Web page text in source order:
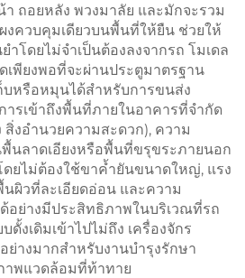
า ถอยหลัง พวงมาลัย และมักจะรวม
งควบคุมเดียวบนพื้นที่ให้ยืน ช่วยให้
ำโดยไม่จำเป็นต้องลงจากรถ โมเดล
พียงพอที่จะผ่านประตูมาตรฐาน
หรือหมุนได้สำหรับการขนส่ง
ารเข้าถึงพื้นที่ภายในอาคารที่จำกัด
สิ่งอำนวยความสะดวก), ความ
นลาดเอียงหรือพื้นที่ขรุขระภายนอก
ดยไม่ต้องใช้ขาค้ำยันขนาดใหญ่, แรง
ผิวที่ละเอียดอ่อน และความ
อย่างมีประสิทธิภาพในบริเวณที่รถ
ดั้งเดิมเข้าไปไม่ถึง เครื่องจักร
างมากสำหรับงานบำรุงรักษา
าพแวดล้อมที่ท้าทาย